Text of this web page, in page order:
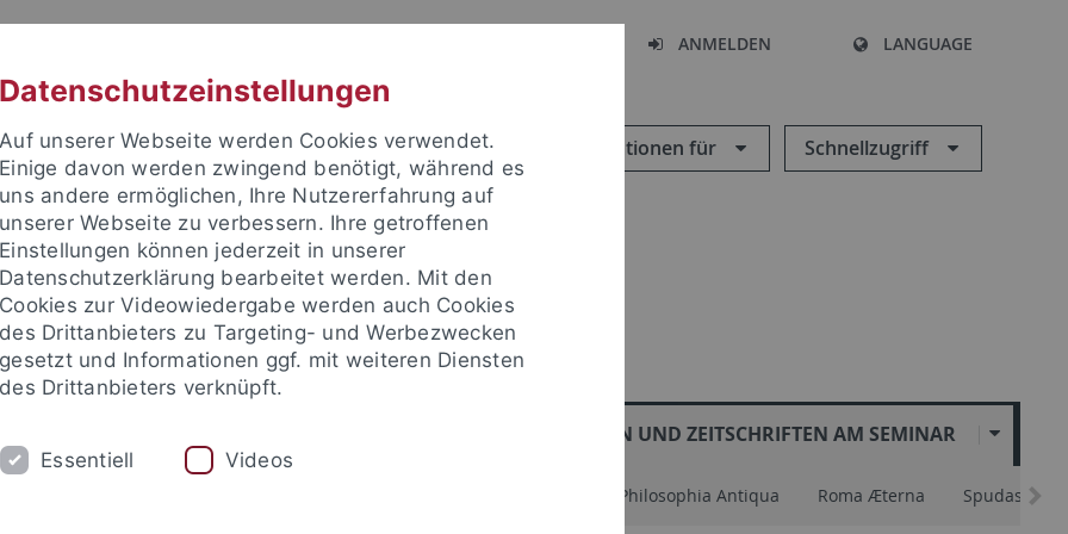
ANMELDEN LANGUAGE
Informationen für Schnellzugriff
REIHEN UND ZEITSCHRIFTEN AM SEMINAR
Philosophia Antiqua Roma Æterna Spudasmata
Datenschutzeinstellungen
Auf unserer Webseite werden Cookies verwendet.
Einige davon werden zwingend benötigt, während es
uns andere ermöglichen, Ihre Nutzererfahrung auf
unserer Webseite zu verbessern. Ihre getroffenen
Einstellungen können jederzeit in unserer
Datenschutzerklärung bearbeitet werden. Mit den
Cookies zur Videowiedergabe werden auch Cookies
des Drittanbieters zu Targeting- und Werbezwecken
gesetzt und Informationen ggf. mit weiteren Diensten
des Drittanbieters verknüpft.
Essentiell Videos